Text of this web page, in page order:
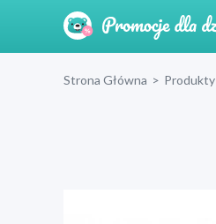
Strona Główna > Produkty